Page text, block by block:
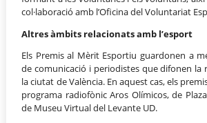
col·laboració amb l’Oficina del Voluntariat
Altres àmbits relacionats amb l’esport
Els Premis al Mèrit Esportiu guardonen a
de comunicació i periodistes que difonen la
la ciutat de València. En aquest cas, els
programa radiofònic Aros Olímicos, de
de Museu Virtual del Levante UD.